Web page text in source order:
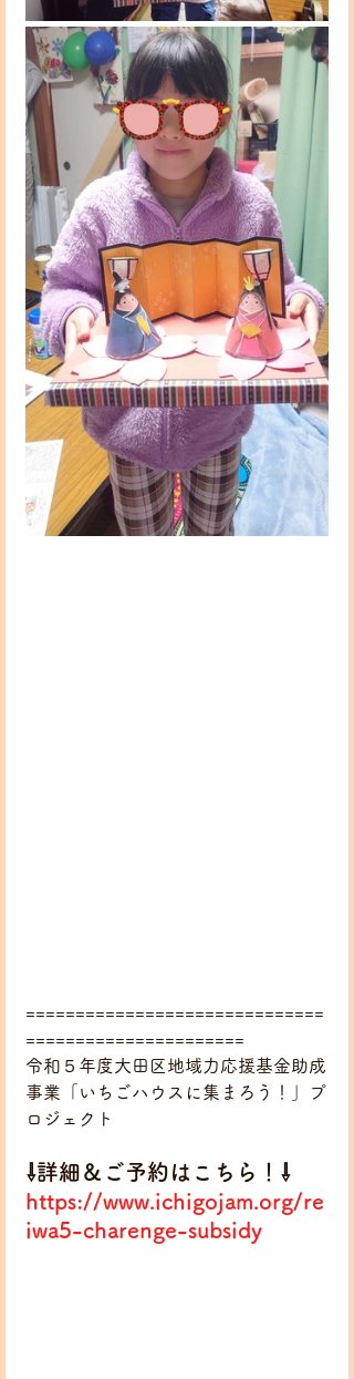
==============================
======================
令和５年度大田区地域力応援基金助成
事業「いちごハウスに集まろう！」プ
ロジェクト
⇩詳細＆ご予約はこちら！⇩
https://www.ichigojam.org/re
iwa5-charenge-subsidy